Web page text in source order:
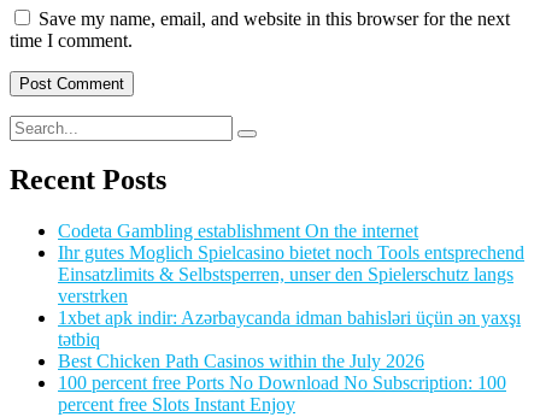
Save my name, email, and website in this browser for the next
time I comment.
Recent Posts
Codeta Gambling establishment On the internet
Ihr gutes Moglich Spielcasino bietet noch Tools entsprechend
Einsatzlimits & Selbstsperren, unser den Spielerschutz langs
verstrken
1xbet apk indir: Azərbaycanda idman bahisləri üçün ən yaxşı
tətbiq
Best Chicken Path Casinos within the July 2026
100 percent free Ports No Download No Subscription: 100
percent free Slots Instant Enjoy